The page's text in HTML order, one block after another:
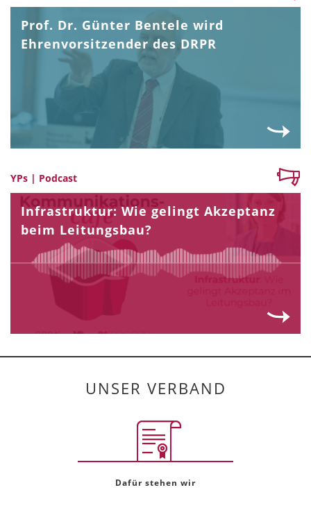
Prof. Dr. Günter Bentele wird
Ehrenvorsitzender des DRPR
YPs | Podcast
Infrastruktur: Wie gelingt Akzeptanz
beim Leitungsbau?
UNSER VERBAND
Dafür stehen wir